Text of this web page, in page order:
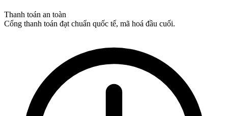
Thanh toán an toàn
Cổng thanh toán đạt chuẩn quốc tế, mã hoá đầu cuối.